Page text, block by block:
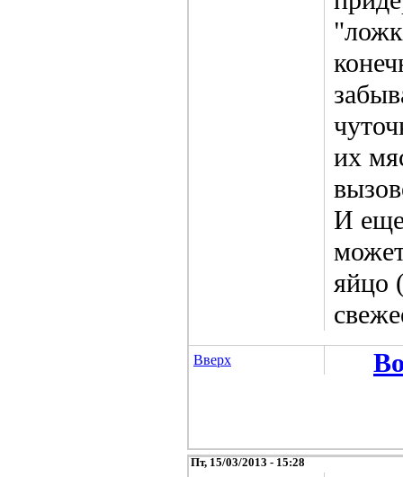
их
И
яйцо
Вверх
Пт, 15/03/2013 - 15:28